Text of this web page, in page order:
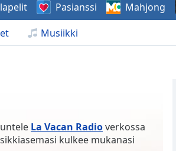
Musiikki
Pasianssi Mahjong
La Vacan Radioverkossa
kulkee mukanasi